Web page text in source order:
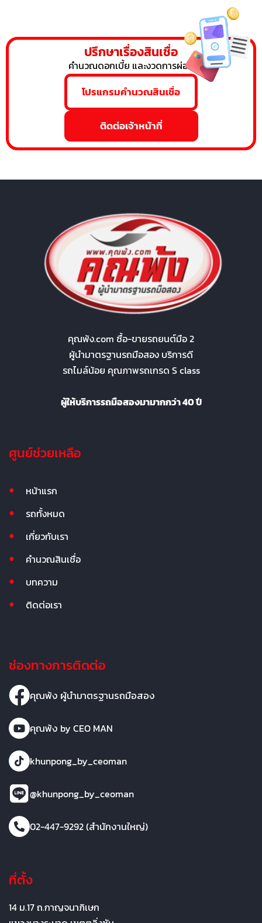
ปรึกษาเรื่องสินเชื่อ
คำนวณดอกเบี้ย และงวดการผ่อน
โปรแกรมคำนวณสินเชื่อ
ติดต่อเจ้าหน้าที่
คุณพ้ง.com ซื้อ-ขายรถยนต์มือ 2
ผู้นำมาตรฐานรถมือสอง บริการดี
รถไมล์น้อย คุณภาพรถเกรด S class
ผู้ให้บริการรถมือสองมามากกว่า 40 ปี
ศูนย์ช่วยเหลือ
หน้าแรก
รถทั้งหมด
เกี่ยวกับเรา
คำนวณสินเชื่อ
บทความ
ติดต่อเรา
ช่องทางการติดต่อ
คุณพ้ง ผู้นำมาตรฐานรถมือสอง
คุณพ้ง by CEO MAN
khunpong_by_ceoman
@khunpong_by_ceoman
02-447-9292 (สำนักงานใหญ่)
ที่ตั้ง
14 ม.17 ถ.กาญจนาภิเษก